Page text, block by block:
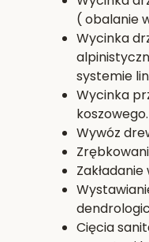
( obalanie
Wycinka
systemie
Wycinka
koszowego.
Wywóz
Cięcia